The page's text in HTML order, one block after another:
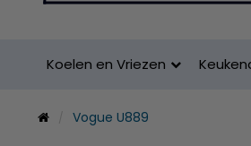
Koelen en Vriezen
Vogue U889